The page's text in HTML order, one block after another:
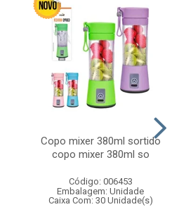
Copo mixer 380ml sortido
copo mixer 380ml so
Código: 006453
Embalagem: Unidade
Caixa Com: 30 Unidade(s)